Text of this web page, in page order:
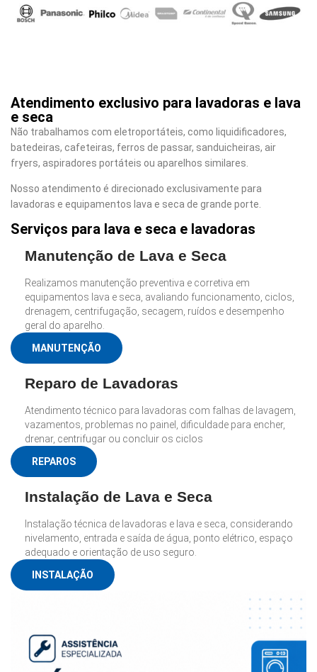
Atendimento exclusivo para lavadoras e lava
e seca
Não trabalhamos com eletroportáteis, como liquidificadores,
batedeiras, cafeteiras, ferros de passar, sanduicheiras, air
fryers, aspiradores portáteis ou aparelhos similares.
Nosso atendimento é direcionado exclusivamente para
lavadoras e equipamentos lava e seca de grande porte.
Serviços para lava e seca e lavadoras
Manutenção de Lava e Seca
Realizamos manutenção preventiva e corretiva em
equipamentos lava e seca, avaliando funcionamento, ciclos,
drenagem, centrifugação, secagem, ruídos e desempenho
geral do aparelho.
MANUTENÇÃO
Reparo de Lavadoras
Atendimento técnico para lavadoras com falhas de lavagem,
vazamentos, problemas no painel, dificuldade para encher,
drenar, centrifugar ou concluir os ciclos
REPAROS
Instalação de Lava e Seca
Instalação técnica de lavadoras e lava e seca, considerando
nivelamento, entrada e saída de água, ponto elétrico, espaço
adequado e orientação de uso seguro.
INSTALAÇÃO